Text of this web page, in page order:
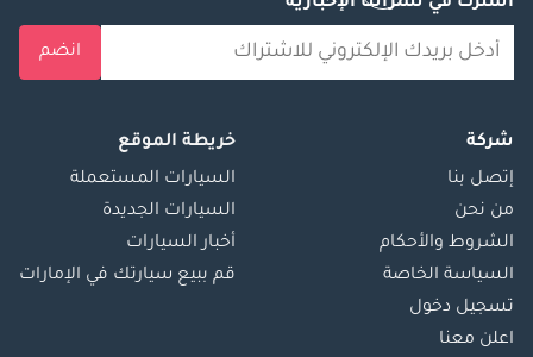
اشترك في نشراتنا الإخبارية
انضم
شركة
إتصل بنا
من نحن
الشروط والأحكام
السياسة الخاصة
تسجيل دخول
اعلن معنا
خريطة الموقع
السيارات المستعملة
السيارات الجديدة
أخبار السيارات
قم ببيع سيارتك في الإمارات